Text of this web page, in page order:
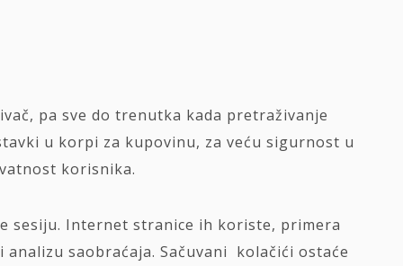
pa sve do trenutka kada pretraživanje
u korpi za kupovinu, za veću sigurnost u
korisnika.
sesiju. Internet stranice ih koriste, primera
saobraćaja. Sačuvani kolačići ostaće